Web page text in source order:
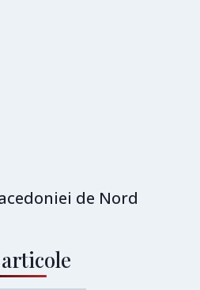
de Nord